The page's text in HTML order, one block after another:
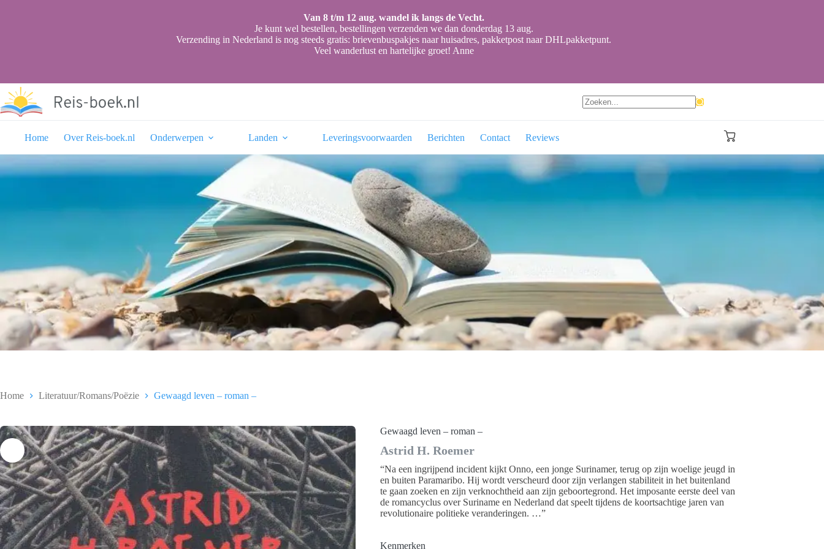
Van 8 t/m 12 aug. wandel ik langs de Vecht.
Je kunt wel bestellen, bestellingen verzenden we dan donderdag 13 aug.
Verzending in Nederland is nog steeds gratis: brievenbuspakjes naar huisadres, pakketpost naar DHLpakketpunt.
Veel wanderlust en hartelijke groet! Anne
Home
Over Reis-boek.nl Onderwerpen Landen Leveringsvoorwaarden Berichten Contact Reviews Winkelwagen
Home Literatuur/Romans/Poëzie Gewaagd leven – roman –
Gewaagd leven – roman –
Astrid H. Roemer
“Na een ingrijpend incident kijkt Onno, een jonge Surinamer, terug op zijn woelige jeugd in
en buiten Paramaribo. Hij wordt verscheurd door zijn verlangen stabiliteit in het buitenland
te gaan zoeken en zijn verknochtheid aan zijn geboortegrond. Het imposante eerste deel van
de romancyclus over Suriname en Nederland dat speelt tijdens de koortsachtige jaren van
revolutionaire politieke veranderingen. …”
Kenmerken